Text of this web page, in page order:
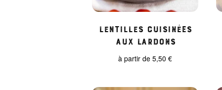
Lentilles Cuisinées
aux Lardons
à partir de5,50€